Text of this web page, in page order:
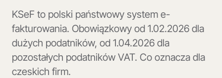
KSeF to polski państwowy system e-
fakturowania. Obowiązkowy od 1.02.2026 dla
dużych podatników, od 1.04.2026 dla
pozostałych podatników VAT. Co oznacza dla
czeskich firm.